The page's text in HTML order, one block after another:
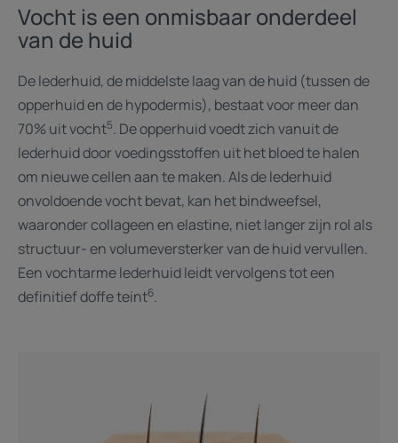
Vocht is een onmisbaar onderdeel
van de huid
De lederhuid, de middelste laag van de huid (tussen de
opperhuid en de hypodermis), bestaat voor meer dan
70% uit vocht5. De opperhuid voedt zich vanuit de
lederhuid door voedingsstoffen uit het bloed te halen
om nieuwe cellen aan te maken. Als de lederhuid
onvoldoende vocht bevat, kan het bindweefsel,
waaronder collageen en elastine, niet langer zijn rol als
structuur- en volumeversterker van de huid vervullen.
Een vochtarme lederhuid leidt vervolgens tot een
definitief doffe teint6.